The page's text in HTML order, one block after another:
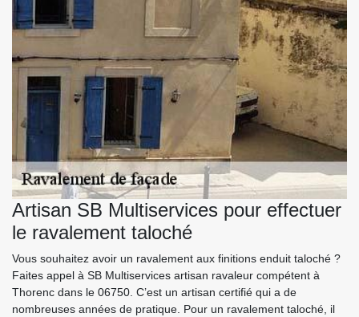
Artisan SB Multiservices pour effectuer
le ravalement taloché
Vous souhaitez avoir un ravalement aux finitions enduit taloché ?
Faites appel à SB Multiservices artisan ravaleur compétent à
Thorenc dans le 06750. C’est un artisan certifié qui a de
nombreuses années de pratique. Pour un ravalement taloché, il